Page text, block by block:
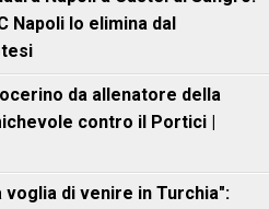
Napoli lo elimina dal
da allenatore della
contro il Portici |
voglia di venire in Turchia":